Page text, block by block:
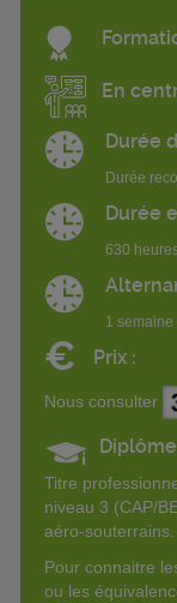
En
Durée
Durée
Durée
630
1
€ Prix :
Nous consulter
Titre
niveau 3 (CAP/
aéro-souterrains.
Pour connaitre
ou les